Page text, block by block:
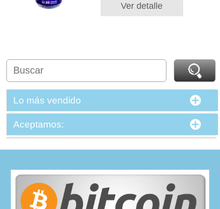
Ver detalle
Lo más vendido
Aceptamos: